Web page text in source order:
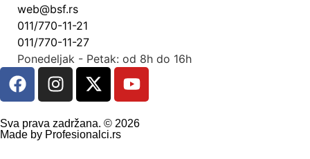
web@bsf.rs
011/770-11-21
011/770-11-27
Ponedeljak - Petak: od 8h do 16h
Sva prava zadržana. © 2026
Made by Profesionalci.rs